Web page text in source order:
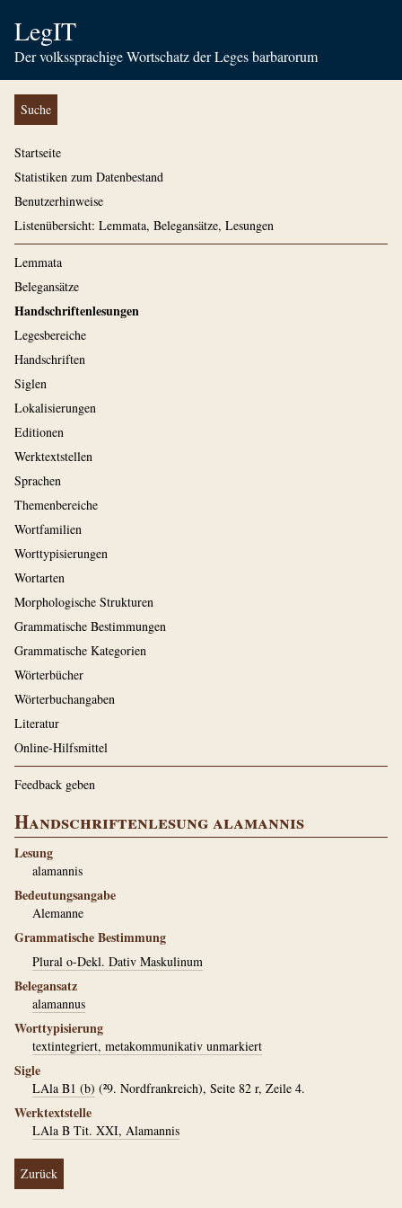
LegIT
Der volkssprachige Wortschatz der Leges barbarorum
Suche
Startseite
Statistiken zum Datenbestand
Benutzerhinweise
Listenübersicht: Lemmata, Belegansätze, Lesungen
Lemmata
Belegansätze
Handschriftenlesungen
Legesbereiche
Handschriften
Siglen
Lokalisierungen
Editionen
Werktextstellen
Sprachen
Themenbereiche
Wortfamilien
Worttypisierungen
Wortarten
Morphologische Strukturen
Grammatische Bestimmungen
Grammatische Kategorien
Wörterbücher
Wörterbuchangaben
Literatur
Online-Hilfsmittel
Feedback geben
Handschriftenlesung alamannis
Lesung
alamannis
Bedeutungsangabe
Alemanne
Grammatische Bestimmung
Plural o-Dekl. Dativ Maskulinum
Belegansatz
alamannus
Worttypisierung
textintegriert, metakommunikativ unmarkiert
Sigle
LAla B1 (b) (²9. Nordfrankreich), Seite 82 r, Zeile 4.
Werktextstelle
LAla B Tit. XXI, Alamannis
Zurück